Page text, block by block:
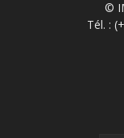
©
Tél. :